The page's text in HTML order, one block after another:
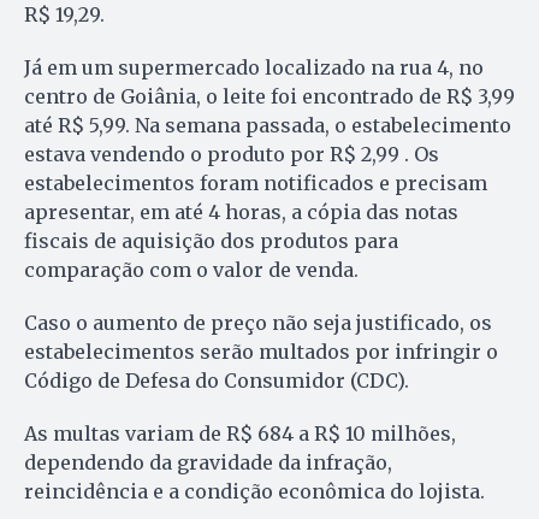
R$ 19,29.
Já em um supermercado localizado na rua 4, no
centro de Goiânia, o leite foi encontrado de R$ 3,99
até R$ 5,99. Na semana passada, o estabelecimento
estava vendendo o produto por R$ 2,99 . Os
estabelecimentos foram notificados e precisam
apresentar, em até 4 horas, a cópia das notas
fiscais de aquisição dos produtos para
comparação com o valor de venda.
Caso o aumento de preço não seja justificado, os
estabelecimentos serão multados por infringir o
Código de Defesa do Consumidor (CDC).
As multas variam de R$ 684 a R$ 10 milhões,
dependendo da gravidade da infração,
reincidência e a condição econômica do lojista.